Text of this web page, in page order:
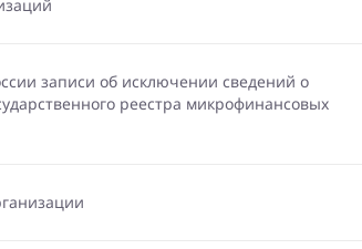
записи об исключении сведений о
реестра микрофинансовых